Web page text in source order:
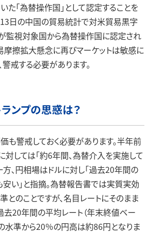
た「為替操作国」として認定することを
13日の中国の貿易統計で対米貿易黒字
監視対象国から為替操作国に認定され
摩擦拡大懸念に再びマーケットは敏感に
戒する必要があります。
ンプの思惑は？
も警戒しておく必要があります。半年前
対しては「約6年間、為替介入を実施して
方、円相場はドルに対し「過去20年間の
い」と指摘。為替報告書では実質実効
とのことですが、名目レートにそのまま
去20年間の平均レート（年末終値ベー
水準から20％の円高は約86円となりま